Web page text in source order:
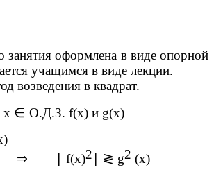
занятия оформлена в виде опорной
учащимся в виде лекции.
возведения в квадрат.
∈ О.Д.З. f(x) и g(x)
⇒
f(x)2 ≷ g2 (x)